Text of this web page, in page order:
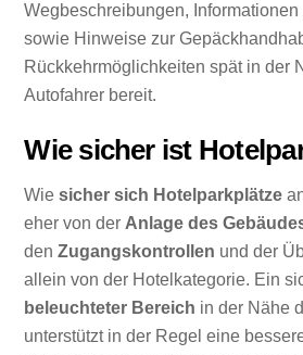
Wegbeschreibungen,
sowie Hinweise zur
Rückkehrmöglichkeiten spät in der
Autofahrer bereit.
Wie sicher ist
Wiesicher sich Hotelparkplätze
eher von derAnlage des
denZugangskontrollen und der
allein von der Hotelkategorie. Ein
beleuchteter Bereich in der Nähe
unterstützt in der Regel eine